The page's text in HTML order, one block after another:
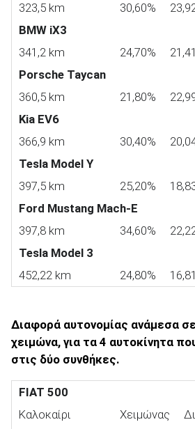
323,5 km
30,60%
BMW iX3
341,2 km
24,70%
Porsche Taycan
360,5 km
21,80%
Kia EV6
366,9 km
30,40%
Tesla Model Y
397,5 km
25,20%
Ford Mustang Mach-E
397,8 km
34,60%
Tesla Model 3
452,22 km
24,80%
Διαφορά αυτονομίας ανάμεσα
χειμώνα, για τα 4 αυτοκίνητα
στις δύο συνθήκες.
FIAT 500
Καλοκαίρι
Χειμώνας